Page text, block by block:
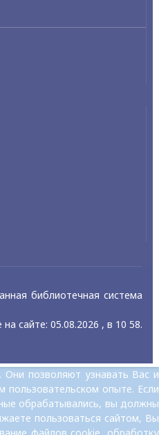
библиотечная система
сайте: 05.08.2026 , в 10 58.
Они позволяют узнавать Вас и
опыте. Если
обрабатывались, вы должны
пользоваться сайтом, Вы